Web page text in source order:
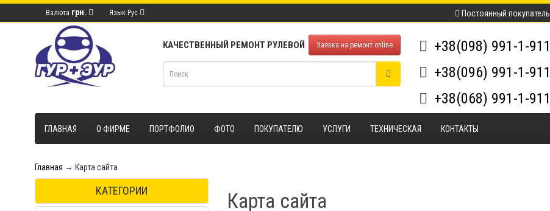
Валюта грн. Язык Рус Постоянный покупатель
КАЧЕСТВЕННЫЙ РЕМОНТ РУЛЕВОЙ Заявка на ремонт online +38(098) 991-1-911
+38(096) 991-1-911
+38(068) 991-1-911
ГЛАВНАЯ О ФИРМЕ ПОРТФОЛИО ФОТО ПОКУПАТЕЛЮ УСЛУГИ ТЕХНИЧЕСКАЯ КОНТАКТЫ
Главная → Карта сайта
КАТЕГОРИИ Карта сайта